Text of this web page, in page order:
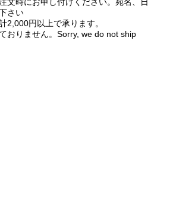
さい
2,000円以上で承ります。
おりません。Sorry, we do not ship